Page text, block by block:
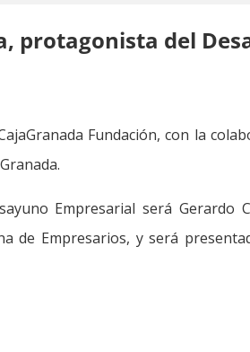
protagonista del
Fundación, con la
Empresarial será Gerardo
de Empresarios, y será